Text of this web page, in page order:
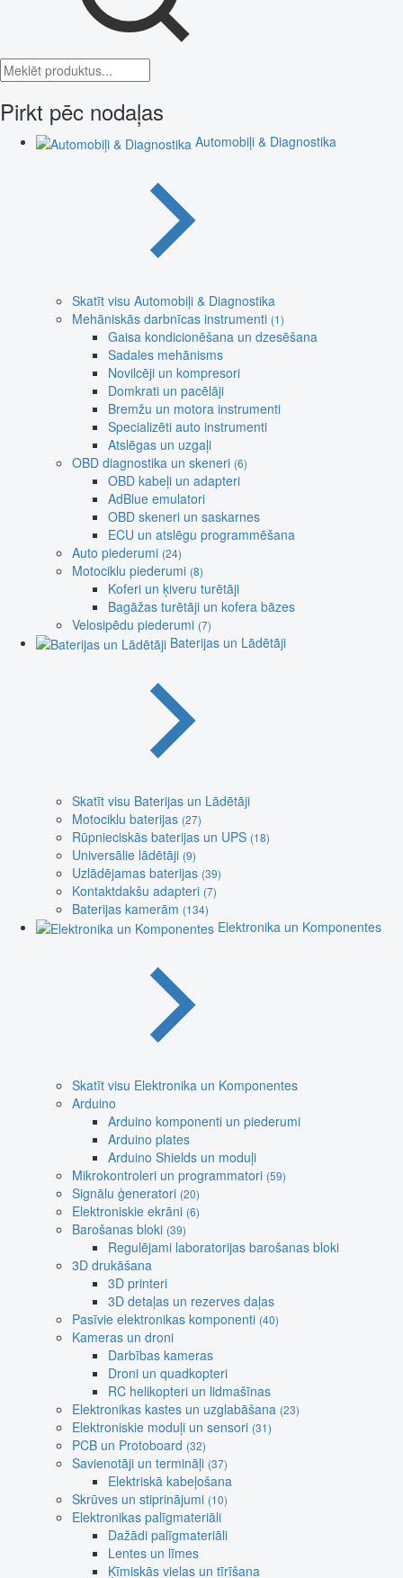
Pirkt pēc nodaļas
Automobiļi & Diagnostika
Skatīt visu Automobiļi & Diagnostika
Mehāniskās darbnīcas instrumenti (1)
Gaisa kondicionēšana un dzesēšana
Sadales mehānisms
Novilcēji un kompresori
Domkrati un pacēlāji
Bremžu un motora instrumenti
Specializēti auto instrumenti
Atslēgas un uzgaļi
OBD diagnostika un skeneri (6)
OBD kabeļi un adapteri
AdBlue emulatori
OBD skeneri un saskarnes
ECU un atslēgu programmēšana
Auto piederumi (24)
Motociklu piederumi (8)
Koferi un ķiveru turētāji
Bagāžas turētāji un kofera bāzes
Velosipēdu piederumi (7)
Baterijas un Lādētāji
Skatīt visu Baterijas un Lādētāji
Motociklu baterijas (27)
Rūpnieciskās baterijas un UPS (18)
Universālie lādētāji (9)
Uzlādējamas baterijas (39)
Kontaktdakšu adapteri (7)
Baterijas kamerām (134)
Elektronika un Komponentes
Skatīt visu Elektronika un Komponentes
Arduino
Arduino komponenti un piederumi
Arduino plates
Arduino Shields un moduļi
Mikrokontroleri un programmatori (59)
Signālu ģeneratori (20)
Elektroniskie ekrāni (6)
Barošanas bloki (39)
Regulējami laboratorijas barošanas bloki
3D drukāšana
3D printeri
3D detaļas un rezerves daļas
Pasīvie elektronikas komponenti (40)
Kameras un droni
Darbības kameras
Droni un quadkopteri
RC helikopteri un lidmašīnas
Elektronikas kastes un uzglabāšana (23)
Elektroniskie moduļi un sensori (31)
PCB un Protoboard (32)
Savienotāji un termināļi (37)
Elektriskā kabeļošana
Skrūves un stiprinājumi (10)
Elektronikas palīgmateriāli
Dažādi palīgmateriāli
Lentes un līmes
Ķīmiskās vielas un tīrīšana